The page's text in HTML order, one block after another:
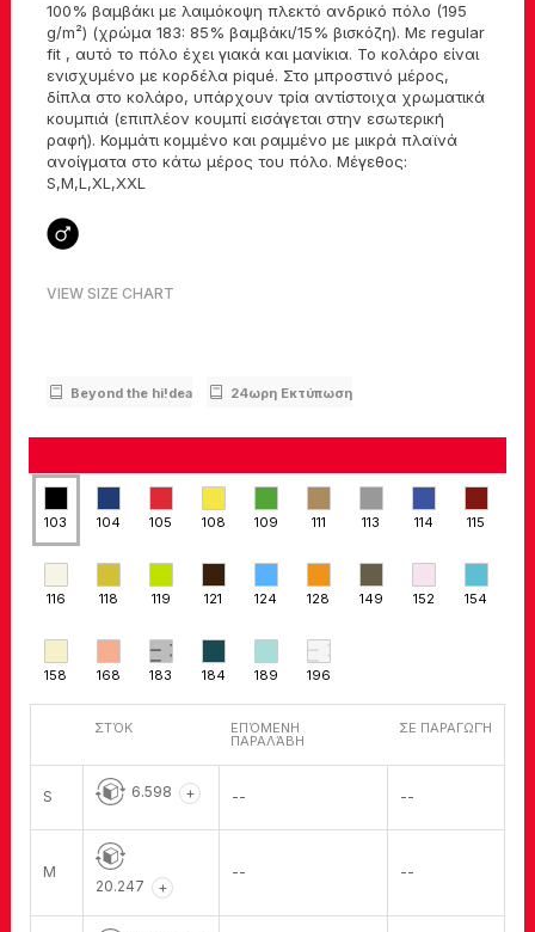
100% βαμβάκι με λαιμόκοψη πλεκτό ανδρικό πόλο (195
g/m²) (χρώμα 183: 85% βαμβάκι/15% βισκόζη). Με regular
fit , αυτό το πόλο έχει γιακά και μανίκια. Το κολάρο είναι
ενισχυμένο με κορδέλα piqué. Στο μπροστινό μέρος,
δίπλα στο κολάρο, υπάρχουν τρία αντίστοιχα χρωματικά
κουμπιά (επιπλέον κουμπί εισάγεται στην εσωτερική
ραφή). Κομμάτι κομμένο και ραμμένο με μικρά πλαϊνά
ανοίγματα στο κάτω μέρος του πόλο. Μέγεθος:
S,M,L,XL,XXL
VIEW SIZE CHART
Beyond the hi!dea 24ωρη Εκτύπωση
103 104 105 108 109 111 113 114 115
116 118 119 121 124 128 149 152 154
158 168 183 184 189 196
ΣΤΌΚ ΕΠΌΜΕΝΗ
ΠΑΡΑΛΆΒΗ
ΣΕ ΠΑΡΑΓΩΓΉ
S 6.598 + -- --
M
20.247
+
-- --